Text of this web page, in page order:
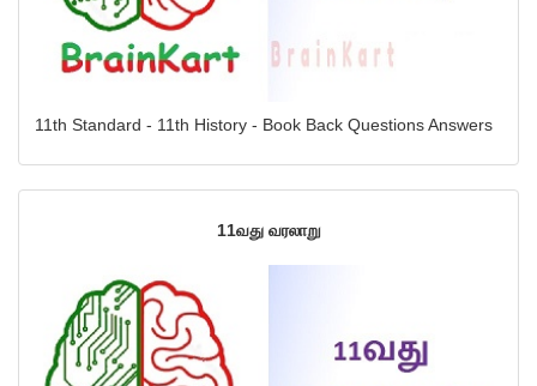
11th Standard - 11th History - Book Back Questions Answers
11வது வரலாறு